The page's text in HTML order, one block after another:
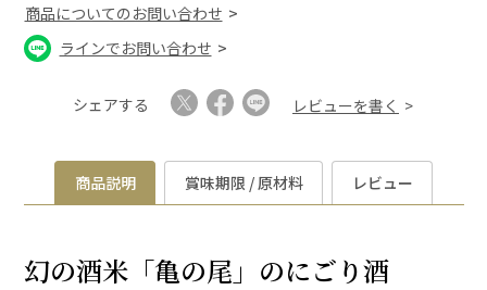
商品についてのお問い合わせ
ラインでお問い合わせ
シェアする レビューを書く
商品説明 賞味期限 / 原材料 レビュー
幻の酒米「亀の尾」のにごり酒